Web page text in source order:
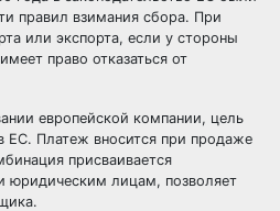
правил взимания сбора. При
или экспорта, если у стороны
право отказаться от
европейской компании, цель
ЕС. Платеж вносится при продаже
присваивается
юридическим лицам, позволяет